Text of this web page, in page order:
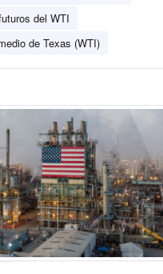
del WTI
de Texas (WTI)